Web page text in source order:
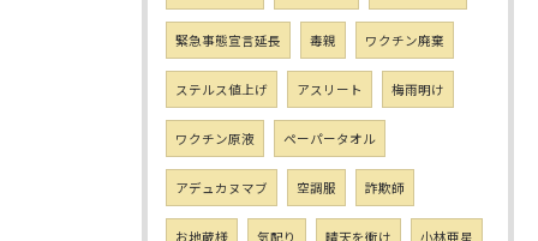
緊急事態宣言延長 毒親 ワクチン廃棄
ステルス値上げ アスリート 梅雨明け
ワクチン原液 ペーパータオル
アデュカヌマブ 空調服 詐欺師
お地蔵様 気配り 晴天を衝け 小林亜星